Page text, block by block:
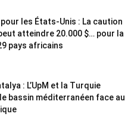
les États-Unis : La caution
atteindre 20.000 $… pour la
pays africains
: L’UpM et la Turquie
bassin méditerranéen face au